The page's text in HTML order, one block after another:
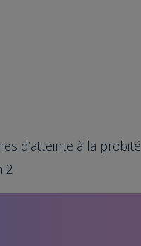
d’atteinte à la probité
2